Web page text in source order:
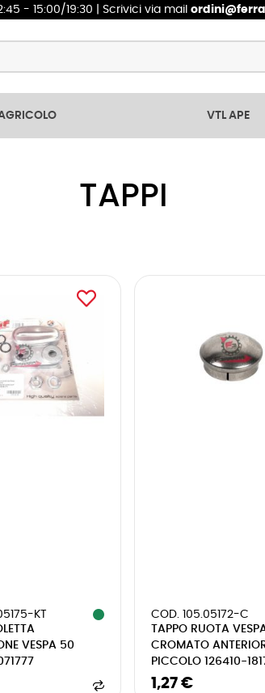
- 15:00/19:30 | Scrivici via mail
VTL APE
TAPPI
KT
VESPA 50
COD. 105.05172-C
TAPPO RUOTA
CROMATO
PICCOLO 126410-
1,27 €